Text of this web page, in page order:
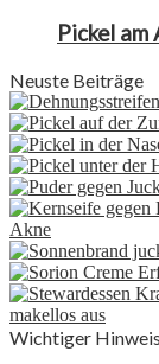
Pickel am
Neuste Beiträge
Wichtiger